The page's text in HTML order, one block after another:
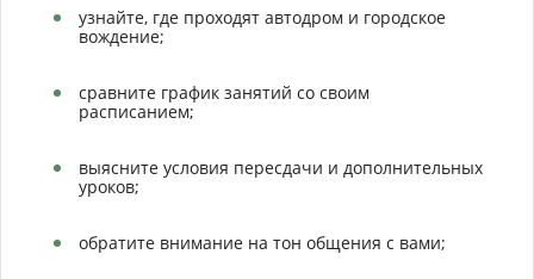
узнайте, где проходят автодром и городское
вождение;
сравните график занятий со своим
расписанием;
выясните условия пересдачи и дополнительных
уроков;
обратите внимание на тон общения с вами;